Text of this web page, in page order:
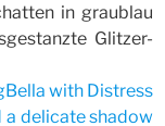
in graublau
Glitzer-
with Distress
a delicate shadow